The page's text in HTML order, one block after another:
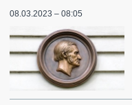
08.03.2023 – 08:05